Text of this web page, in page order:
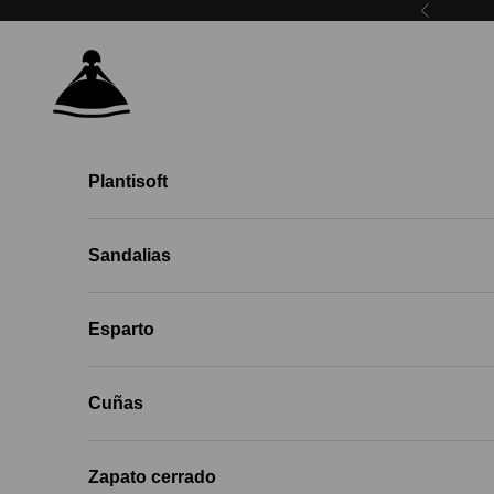
Previous
Menina Step EU
Plantisoft
Sandalias
Esparto
Cuñas
Zapato cerrado